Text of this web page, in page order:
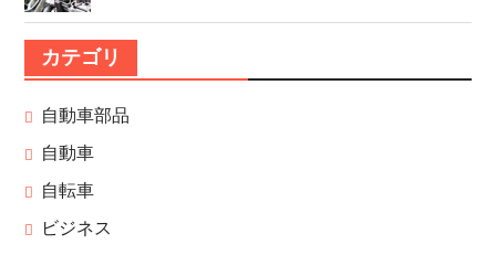
カテゴリ
自動車部品
自動車
自転車
ビジネス